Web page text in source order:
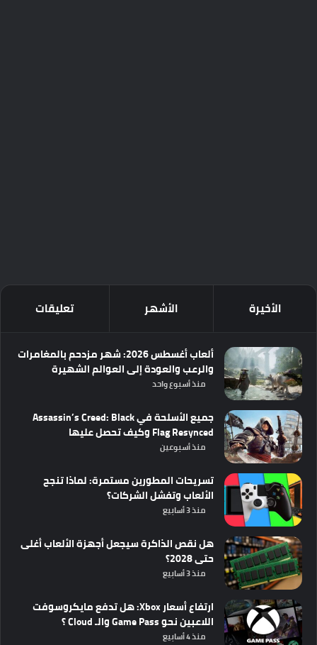
الأخيرة الأشهر تعليقات
ألعاب أغسطس 2026: شهر مزدحم بالمغامرات
والرعب والعودة إلى العوالم الشهيرة
منذ أسبوع واحد
جميع الأسلحة في Assassin’s Creed: Black
Flag Resynced وكيف تحصل عليها
منذ أسبوعين
تسريحات المطورين مستمرة: لماذا تنجح
الألعاب وتفشل الشركات؟
منذ 3 أسابيع
هل نقص الذاكرة سيجعل أجهزة الألعاب أغلى
حتى 2028؟
منذ 3 أسابيع
ارتفاع أسعار Xbox: هل تدفع مايكروسوفت
اللاعبين نحو Game Pass والـ Cloud ؟
منذ 4 أسابيع